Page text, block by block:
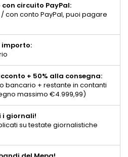
circuito PayPal:
con conto PayPal, puoi pagare
importo:
+ 50% alla consegna:
bancario + restante in contanti
massimo €4.999,99)
i giornali!
su testate giornalistiche